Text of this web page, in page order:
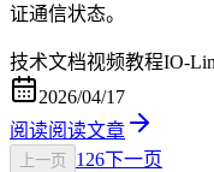
证通信状态。
技术文档视频教程IO-
2026/04/17
阅读阅读文章
上一页 1 26下一页